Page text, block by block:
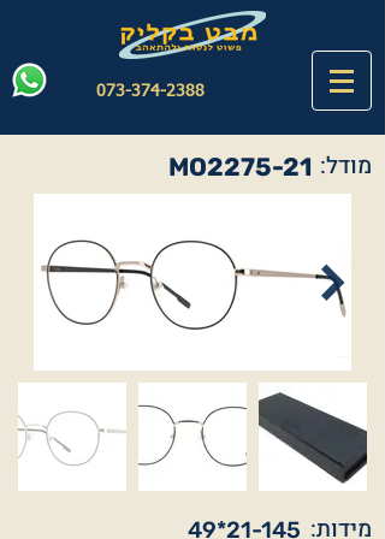
073-374-2388
MO2275-21 מודל:
49*21-145 מידות: